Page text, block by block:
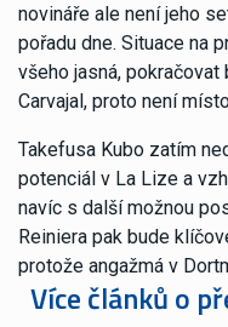
novináře ale není jeho
pořadu dne. Situace na
všeho jasná,
Carvajal, proto není
Takefusa Kubo zatím
potenciál v La Lize a
navíc s další možnou
Reiniera pak bude
protože angažmá v
Více článků o